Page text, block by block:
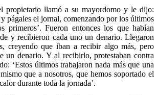
propietario llamó a su mayordomo y le dijo:
págales el jornal, comenzando por los últimos
primeros’. Fueron entonces los que habían
y recibieron cada uno un denario. Llegaron
creyendo que iban a recibir algo más, pero
un denario. Y al recibirlo, protestaban contra
‘Estos últimos trabajaron nada más que una
que a nosotros, que hemos soportado el
durante toda la jornada’.